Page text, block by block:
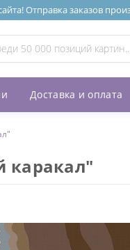
Отправка заказов
Доставка и оплата
каракал"